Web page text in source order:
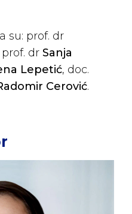
su: prof. dr
prof. dr Sanja
Lepetić, doc.
Cerović.